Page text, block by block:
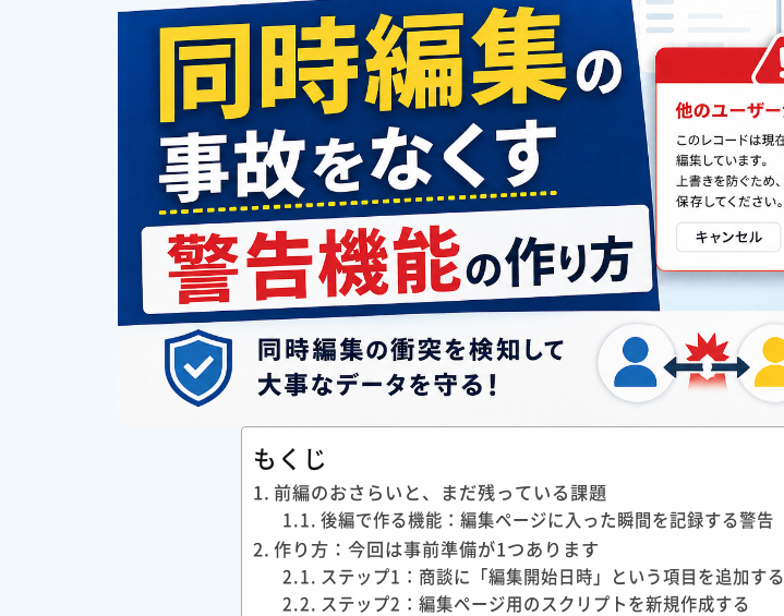
もくじ
前編のおさらいと、まだ残っている課題
後編で作る機能：編集ページに入った瞬間を記録する警告
作り方：今回は事前準備が1つあります
ステップ1：商談に「編集開始日時」という項目を追加する
ステップ2：編集ページ用のスクリプトを新規作成する